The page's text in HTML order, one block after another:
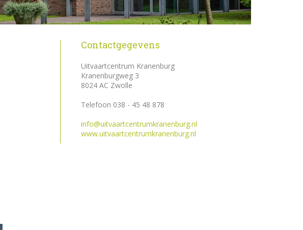
Contactgegevens
Uitvaartcentrum Kranenburg
Kranenburgweg 3
8024 AC Zwolle
Telefoon 038 - 45 48 878
info@uitvaartcentrumkranenburg.nl
www.uitvaartcentrumkranenburg.nl